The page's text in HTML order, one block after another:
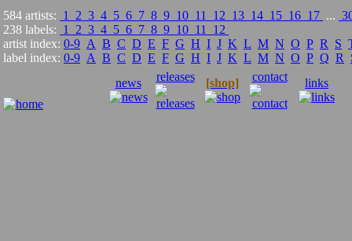
584 artists: 1 2 3 4 5 6 7 8 9 10 11 12 13 14 15 16 17 ...
238 labels: 1 2 3 4 5 6 7 8 9 10 11
12
artist index: 0-9 A B C D E F G H I J K L M N O P R S
label index: 0-9 A B C D E F G H I J K L M N O P Q R
news
releases [shop] contact links